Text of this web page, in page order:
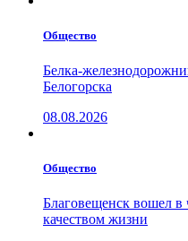
Общество
Белка-
Белогорска
08.08.2026
Общество
Благовещенск вошел
качеством жизни